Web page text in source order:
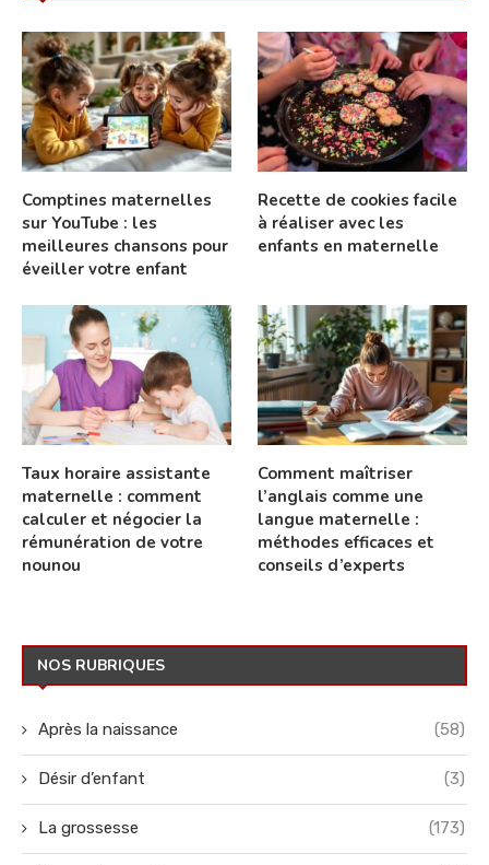
Comptines maternelles
sur YouTube : les
meilleures chansons pour
éveiller votre enfant
Recette de cookies facile
à réaliser avec les
enfants en maternelle
Taux horaire assistante
maternelle : comment
calculer et négocier la
rémunération de votre
nounou
Comment maîtriser
l’anglais comme une
langue maternelle :
méthodes efficaces et
conseils d’experts
NOS RUBRIQUES
Après la naissance (58)
Désir d’enfant (3)
La grossesse (173)